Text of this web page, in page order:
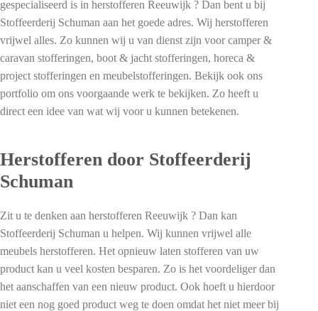
gespecialiseerd is in herstofferen Reeuwijk ? Dan bent u bij
Stoffeerderij Schuman aan het goede adres. Wij herstofferen
vrijwel alles. Zo kunnen wij u van dienst zijn voor camper &
caravan stofferingen, boot & jacht stofferingen, horeca &
project stofferingen en meubelstofferingen. Bekijk ook ons
portfolio om ons voorgaande werk te bekijken. Zo heeft u
direct een idee van wat wij voor u kunnen betekenen.
Herstofferen door Stoffeerderij
Schuman
Zit u te denken aan herstofferen Reeuwijk ? Dan kan
Stoffeerderij Schuman u helpen. Wij kunnen vrijwel alle
meubels herstofferen. Het opnieuw laten stofferen van uw
product kan u veel kosten besparen. Zo is het voordeliger dan
het aanschaffen van een nieuw product. Ook hoeft u hierdoor
niet een nog goed product weg te doen omdat het niet meer bij